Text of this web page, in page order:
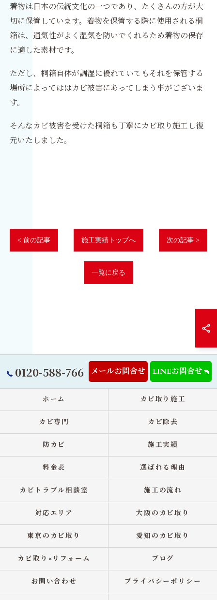
着物は日本の伝統文化の一つであり、たくさんの方が大
切に保管しています。着物を保管する際に使用される桐
箱は、通気性がよく湿気を防いでくれるため着物の保存
に適した素材です。
ただし、桐箱自体が調湿に優れていてもそれを保管する
場所によってははカビ被害にあってしまう事がございま
す。
そんなカビ被害を受けた桐箱も丁寧にカビ取り施工し復
元いたしました。
< 前の記事 施工実績トップへ 次の記事 >
一覧に戻る
0120-588-766 メールお問合せ LINEお問合せ
ホーム カビ取り施工
カビ専門 カビ除去
防カビ 施工実績
料金表 選ばれる理由
カビトラブル相談室 施工の流れ
対応エリア 大阪のカビ取り
東京のカビ取り 愛知のカビ取り
カビ取り×リフォーム ブログ
お問い合わせ プライバシーポリシー